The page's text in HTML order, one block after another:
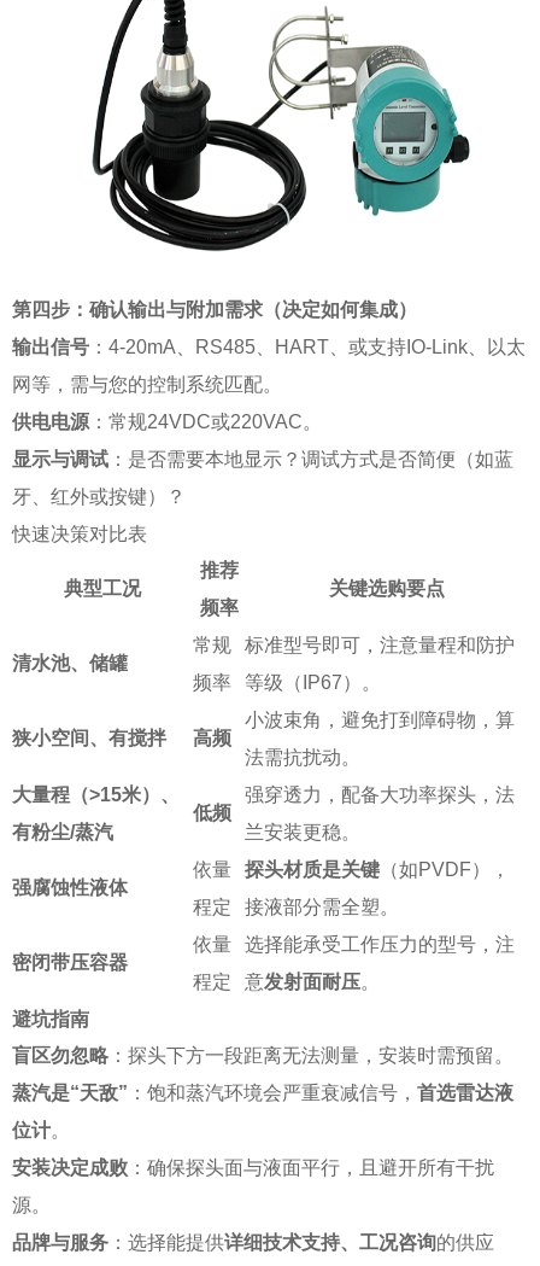
第四步：确认输出与附加需求（决定如何集成）
输出信号 ：4-20mA、RS485、HART、或支持IO-Link、以太
网等，需与您的控制系统匹配。
供电电源 ：常规24VDC或220VAC。
显示与调试 ：是否需要本地显示？调试方式是否简便（如蓝
牙、红外或按键）？
快速决策对比表
典型工况
推荐
频率
关键选购要点
清水池、储罐
常规
频率
标准型号即可，注意量程和防护
等级（IP67）。
狭小空间、有搅拌 高频
小波束角，避免打到障碍物，算
法需抗扰动。
大量程（>15米）、
有粉尘/蒸汽
低频
强穿透力，配备大功率探头，法
兰安装更稳。
强腐蚀性液体
依量
程定
探头材质是关键 （如PVDF），
接液部分需全塑。
密闭带压容器
依量
程定
选择能承受工作压力的型号，注
意发射面耐压。
避坑指南
盲区勿忽略 ：探头下方一段距离无法测量，安装时需预留。
蒸汽是“天敌” ：饱和蒸汽环境会严重衰减信号， 首选雷达液
位计。
安装决定成败 ：确保探头面与液面平行，且避开所有干扰
源。
品牌与服务 ：选择能提供详细技术支持、工况咨询的供应